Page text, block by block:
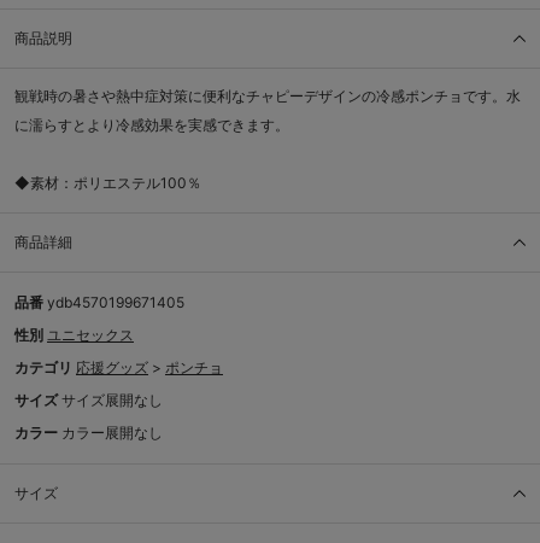
商品説明
観戦時の暑さや熱中症対策に便利なチャピーデザインの冷感ポンチョです。水
に濡らすとより冷感効果を実感できます。
◆素材：ポリエステル100％
商品詳細
品番 ydb4570199671405
性別 ユニセックス
カテゴリ 応援グッズ > ポンチョ
サイズ サイズ展開なし
カラー カラー展開なし
サイズ